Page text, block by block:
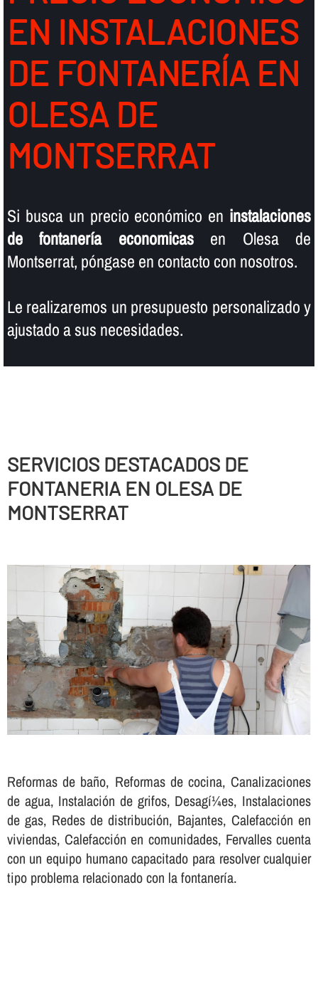
EN INSTALACIONES
DE FONTANERÍ­A EN
OLESA DE
MONTSERRAT
Si busca un precio económico en instalaciones
de fontanerí­a economicasen Olesa de
Montserrat, póngase en contacto con nosotros.
Le realizaremos un presupuesto personalizado y
ajustado a sus necesidades.
SERVICIOS DESTACADOS DE
FONTANERIA EN OLESA DE
MONTSERRAT
Reformas de baño, Reformas de cocina, Canalizaciones
de agua, Instalación de grifos, Desagí¼es, Instalaciones
de gas, Redes de distribución, Bajantes, Calefacción en
viviendas, Calefacción en comunidades, Fervalles cuenta
con un equipo humano capacitado para resolver cualquier
tipo problema relacionado con la fontanerí­a.